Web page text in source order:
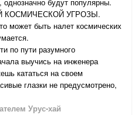
однозначно будут популярны.
КОСМИЧЕСКОЙ УГРОЗЫ.
может быть налет космических
по пути разумного
выучись на инженера
кататься на своем
глазки не предусмотрено,
Урус-хай